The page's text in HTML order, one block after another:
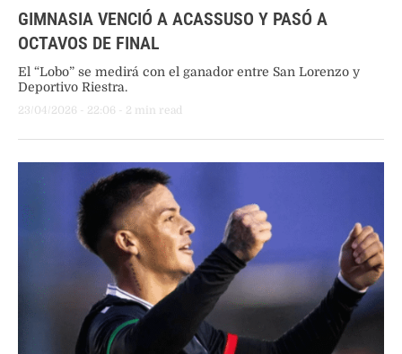
GIMNASIA VENCIÓ A ACASSUSO Y PASÓ A
OCTAVOS DE FINAL
El “Lobo” se medirá con el ganador entre San Lorenzo y
Deportivo Riestra.
23/04/2026 - 22:06 - 2 min read